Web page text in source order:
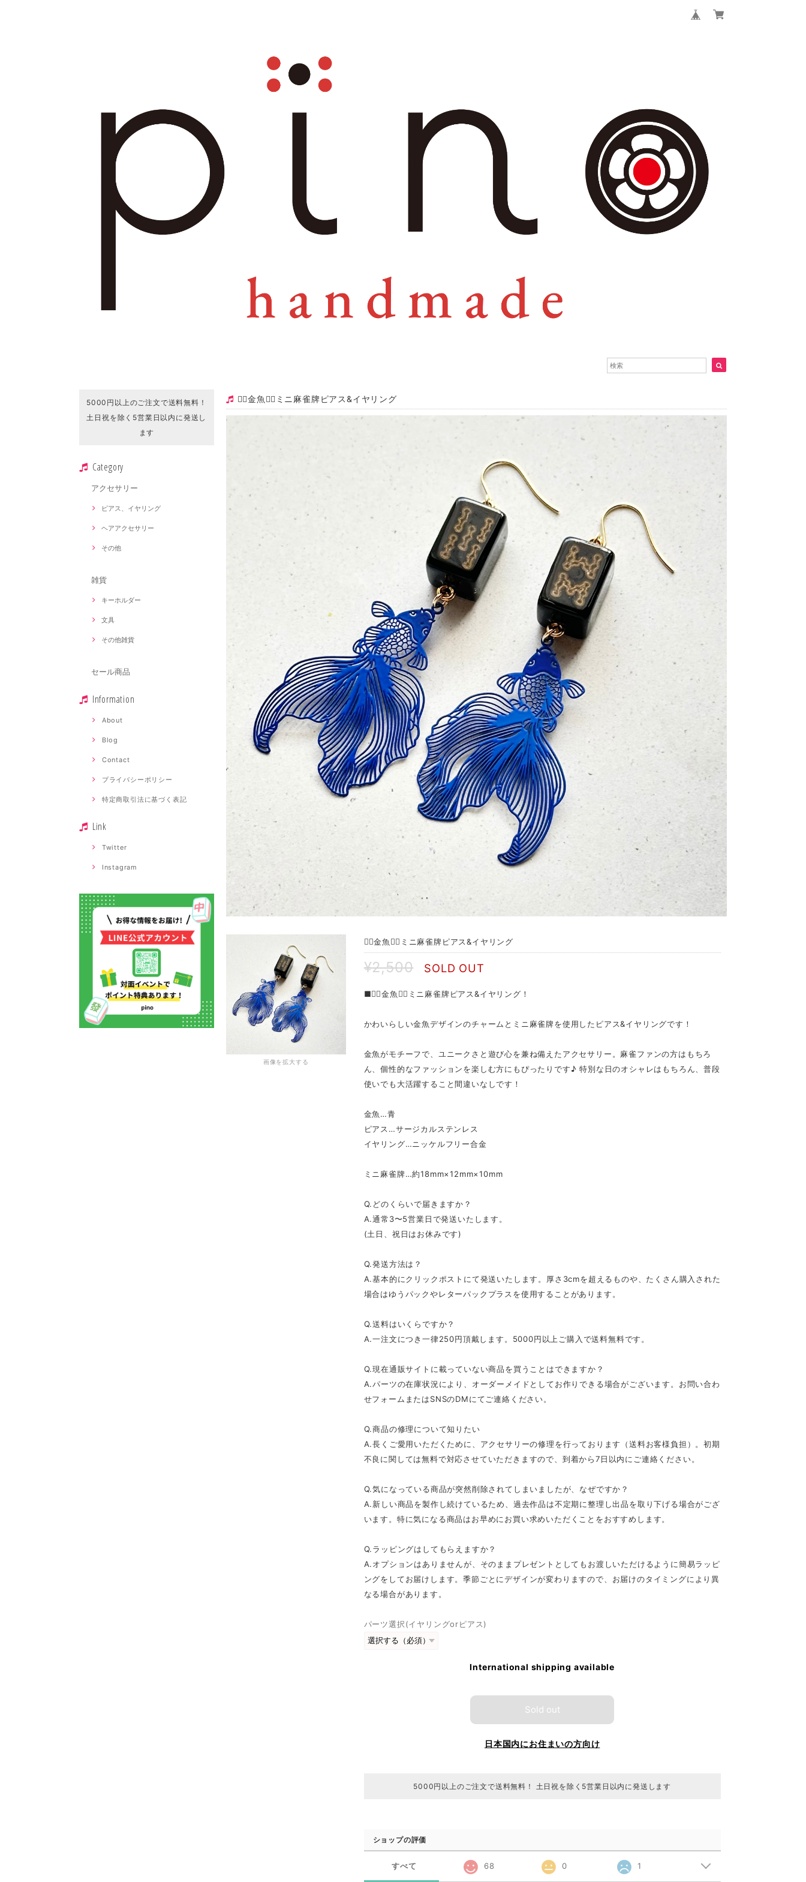
5000円以上のご注文で送料無料！
土日祝を除く5営業日以内に発送し
ます
Category
アクセサリー
ピアス、イヤリング
ヘアアクセサリー
その他
雑貨
キーホルダー
文具
その他雑貨
セール商品
Information
About
Blog
Contact
プライバシーポリシー
特定商取引法に基づく表記
Link
Twitter
Instagram
❁⃘金魚❁⃘ミニ麻雀牌ピアス&イヤリング
画像を拡大する
❁⃘金魚❁⃘ミニ麻雀牌ピアス&イヤリング
¥2,500 SOLD OUT
■❁⃘金魚❁⃘ミニ麻雀牌ピアス&イヤリング！
かわいらしい金魚デザインのチャームとミニ麻雀牌を使用したピアス&イヤリングです！
金魚がモチーフで、ユニークさと遊び心を兼ね備えたアクセサリー。麻雀ファンの方はもちろ
ん、個性的なファッションを楽しむ方にもぴったりです♪ 特別な日のオシャレはもちろん、普段
使いでも大活躍すること間違いなしです！
金魚…青
ピアス…サージカルステンレス
イヤリング…ニッケルフリー合金
ミニ麻雀牌…約18mm×12mm×10mm
Q.どのくらいで届きますか？
A.通常3〜5営業日で発送いたします。
(土日、祝日はお休みです)
Q.発送方法は？
A.基本的にクリックポストにて発送いたします。厚さ3cmを超えるものや、たくさん購入された
場合はゆうパックやレターパックプラスを使用することがあります。
Q.送料はいくらですか？
A.一注文につき一律250円頂戴します。5000円以上ご購入で送料無料です。
Q.現在通販サイトに載っていない商品を買うことはできますか？
A.パーツの在庫状況により、オーダーメイドとしてお作りできる場合がございます。お問い合わ
せフォームまたはSNSのDMにてご連絡ください。
Q.商品の修理について知りたい
A.長くご愛用いただくために、アクセサリーの修理を行っております（送料お客様負担）。初期
不良に関しては無料で対応させていただきますので、到着から7日以内にご連絡ください。
Q.気になっている商品が突然削除されてしまいましたが、なぜですか？
A.新しい商品を製作し続けているため、過去作品は不定期に整理し出品を取り下げる場合がござ
います。特に気になる商品はお早めにお買い求めいただくことをおすすめします。
Q.ラッピングはしてもらえますか？
A.オプションはありませんが、そのままプレゼントとしてもお渡しいただけるように簡易ラッピ
ングをしてお届けします。季節ごとにデザインが変わりますので、お届けのタイミングにより異
なる場合があります。
パーツ選択(イヤリングorピアス)
International shipping available
Sold out
日本国内にお住まいの方向け
5000円以上のご注文で送料無料！ 土日祝を除く5営業日以内に発送します
ショップの評価
すべて 68 0 1